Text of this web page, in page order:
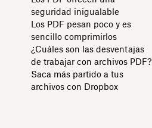
seguridad inigualable
Los PDF pesan poco y es
sencillo comprimirlos
¿Cuáles son las desventajas
de trabajar con archivos PDF?
Saca más partido a tus
archivos con Dropbox